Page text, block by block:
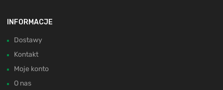
INFORMACJE
Dostawy
Kontakt
Moje konto
O nas